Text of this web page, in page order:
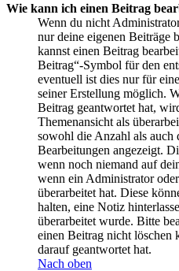
Wie kann ich einen Beitrag
Wenn du nicht
nur deine eigenen Beiträge
kannst einen Beitrag
Beitrag“-Symbol für den
eventuell ist dies nur für
seiner Erstellung möglich.
Beitrag geantwortet hat,
Themenansicht als
sowohl die Anzahl als auch
Bearbeitungen angezeigt.
wenn noch niemand auf
wenn ein Administrator
überarbeitet hat. Diese
halten, eine Notiz
überarbeitet wurde. Bitte
einen Beitrag nicht löschen
darauf geantwortet hat.
Nach oben